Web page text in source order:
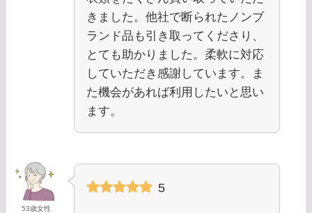
きました。他社で断られたノンブ
ランド品も引き取ってくださり、
とても助かりました。柔軟に対応
していただき感謝しています。ま
た機会があれば利用したいと思い
ます。
53歳女性
5